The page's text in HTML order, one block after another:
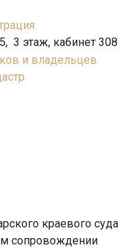
3 этаж, кабинет 308
краевого суда
сопровождении